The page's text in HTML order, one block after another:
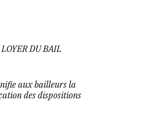
DU BAIL
aux bailleurs la
des dispositions